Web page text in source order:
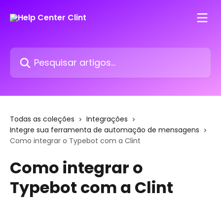
Pesquisar artigos...
Todas as coleções
Integrações
Integre sua ferramenta de automação de mensagens
Como integrar o Typebot com a Clint
Como integrar o
Typebot com a Clint